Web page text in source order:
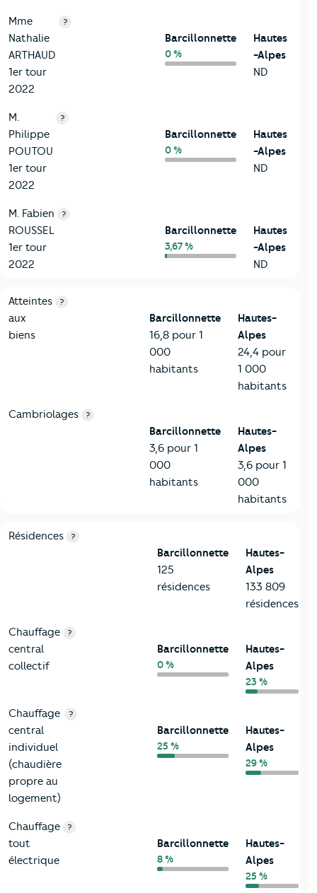
Mme
Nathalie
ARTHAUD
1er tour
2022
?
Barcillonnette
0 %
Hautes
-Alpes
ND
M.
Philippe
POUTOU
1er tour
2022
?
Barcillonnette
0 %
Hautes
-Alpes
ND
M. Fabien
ROUSSEL
1er tour
2022
?
Barcillonnette
3,67 %
Hautes
-Alpes
ND
7-Sécurité
Critères
Atteintes
aux
biens
?
Barcillonnette
16,8 pour 1
000
habitants
Hautes-
Alpes
24,4 pour
1 000
habitants
Cambriolages ?
Barcillonnette
3,6 pour 1
000
habitants
Hautes-
Alpes
3,6 pour 1
000
habitants
8-Chauffage
Critères Barcillonnette
Résidences ?
Barcillonnette
125
résidences
Hautes-
Alpes
133 809
résidences
Chauffage
central
collectif
?
Barcillonnette
0 %
Hautes-
Alpes
23 %
Chauffage
central
individuel
(chaudière
propre au
logement)
?
Barcillonnette
25 %
Hautes-
Alpes
29 %
Chauffage
tout
électrique
?
Barcillonnette
8 %
Hautes-
Alpes
25 %